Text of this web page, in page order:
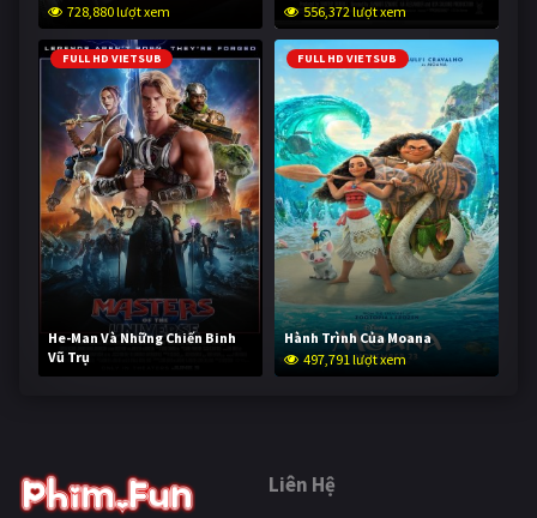
728,880 lượt xem
556,372 lượt xem
FULL HD VIETSUB
He-Man Và Những Chiến Binh
Vũ Trụ
247,193 lượt xem
FULL HD VIETSUB
Hành Trình Của Moana
497,791 lượt xem
Liên Hệ